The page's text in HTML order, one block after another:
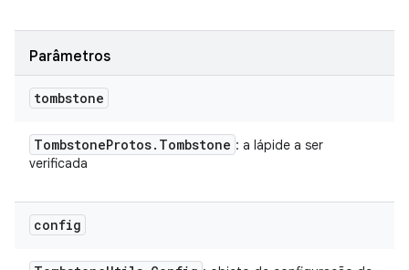
Parâmetros
tombstone
TombstoneProtos. Tombstone : a lápide a ser
verificada
config